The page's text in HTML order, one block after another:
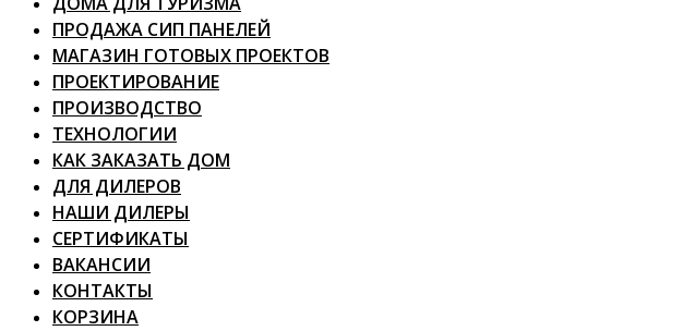
ПРОДАЖА СИП ПАНЕЛЕЙ
МАГАЗИН ГОТОВЫХ ПРОЕКТОВ
ПРОЕКТИРОВАНИЕ
ПРОИЗВОДСТВО
ТЕХНОЛОГИИ
КАК ЗАКАЗАТЬ ДОМ
ДЛЯ ДИЛЕРОВ
НАШИ ДИЛЕРЫ
СЕРТИФИКАТЫ
ВАКАНСИИ
КОНТАКТЫ
КОРЗИНА